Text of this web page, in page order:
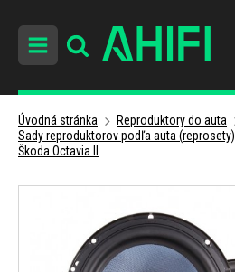
Úvodná stránka
Reproduktory do auta
Sady reproduktorov podľa auta (reprosety)
Škoda Octavia II